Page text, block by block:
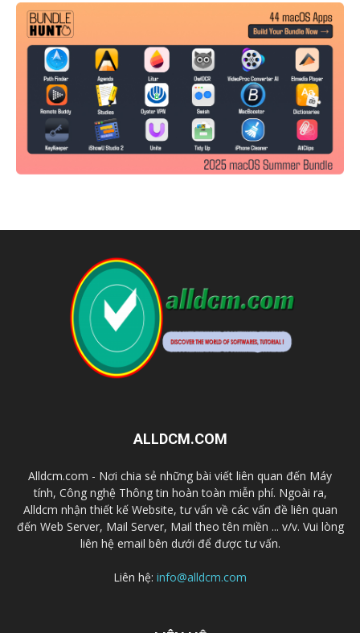
ALLDCM.COM
Alldcm.com - Nơi chia sẻ những bài viết liên quan đến Máy
tính, Công nghệ Thông tin hoàn toàn miễn phí. Ngoài ra,
Alldcm nhận thiết kế Website, tư vấn về các vấn đề liên quan
đến Web Server, Mail Server, Mail theo tên miền ... v/v. Vui lòng
liên hệ email bên dưới để được tư vấn.
Liên hệ: info@alldcm.com